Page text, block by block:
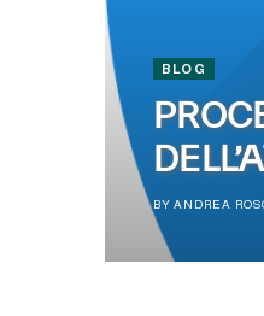
BLOG
BY ANDREA